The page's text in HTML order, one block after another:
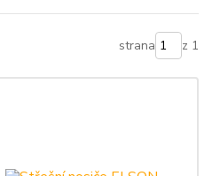
strana z 1